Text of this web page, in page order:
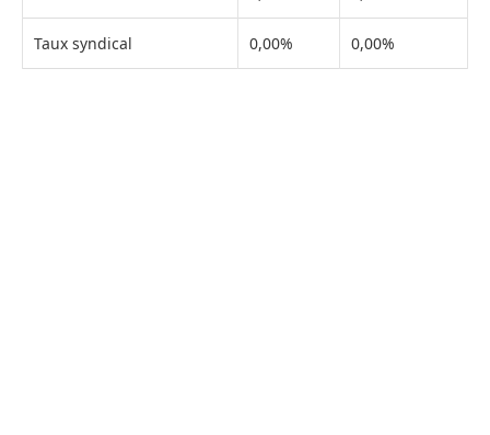
Taux syndical 0,00% 0,00%